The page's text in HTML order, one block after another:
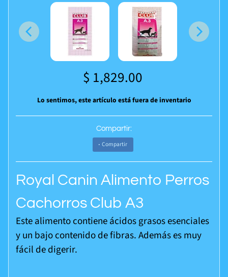
$ 1,829.00
Lo sentimos, este artículo está fuera de inventario
Compartir:
Compartir
Royal Canin Alimento Perros
Cachorros Club A3
Este alimento contiene ácidos grasos esenciales
y un bajo contenido de fibras. Además es muy
fácil de digerir.